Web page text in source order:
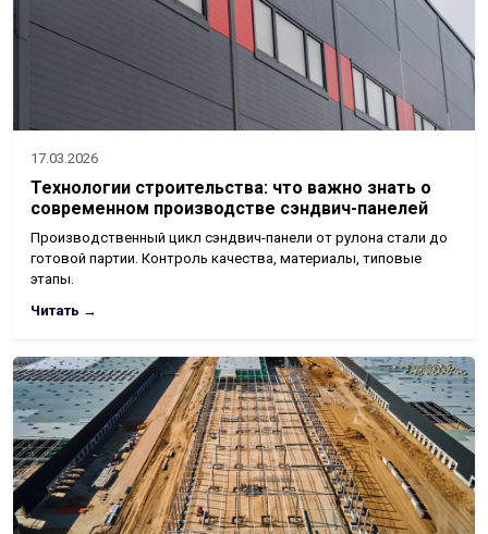
17.03.2026
Технологии строительства: что важно знать о
современном производстве сэндвич-панелей
Производственный цикл сэндвич-панели от рулона стали до
готовой партии. Контроль качества, материалы, типовые
этапы.
Читать →